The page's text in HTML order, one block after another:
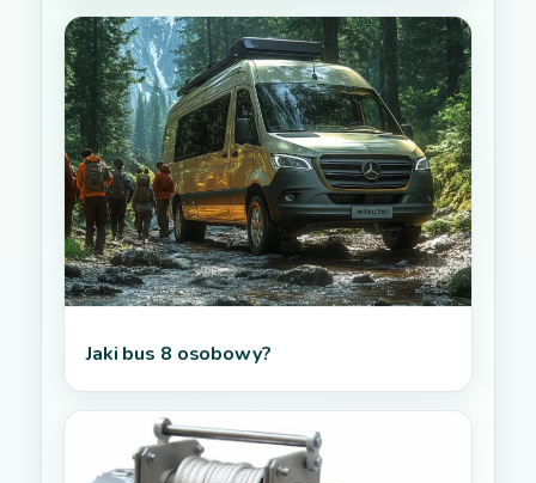
Jaki bus 8 osobowy?